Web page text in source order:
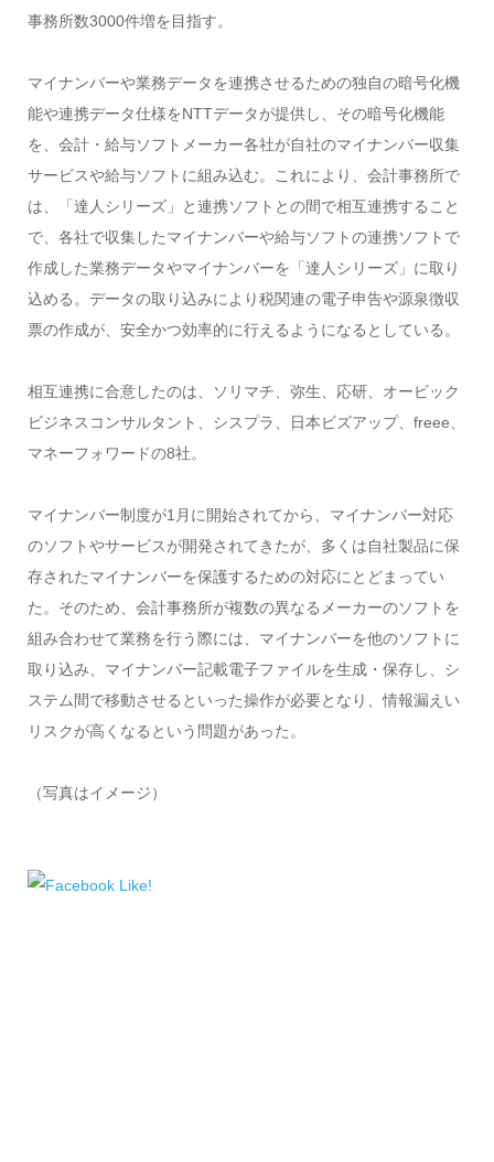
事務所数3000件増を目指す。
マイナンバーや業務データを連携させるための独自の暗号化機
能や連携データ仕様をNTTデータが提供し、その暗号化機能
を、会計・給与ソフトメーカー各社が自社のマイナンバー収集
サービスや給与ソフトに組み込む。これにより、会計事務所で
は、「達人シリーズ」と連携ソフトとの間で相互連携すること
で、各社で収集したマイナンバーや給与ソフトの連携ソフトで
作成した業務データやマイナンバーを「達人シリーズ」に取り
込める。データの取り込みにより税関連の電子申告や源泉徴収
票の作成が、安全かつ効率的に行えるようになるとしている。
相互連携に合意したのは、ソリマチ、弥生、応研、オービック
ビジネスコンサルタント、シスプラ、日本ビズアップ、freee、
マネーフォワードの8社。
マイナンバー制度が1月に開始されてから、マイナンバー対応
のソフトやサービスが開発されてきたが、多くは自社製品に保
存されたマイナンバーを保護するための対応にとどまってい
た。そのため、会計事務所が複数の異なるメーカーのソフトを
組み合わせて業務を行う際には、マイナンバーを他のソフトに
取り込み、マイナンバー記載電子ファイルを生成・保存し、シ
ステム間で移動させるといった操作が必要となり、情報漏えい
リスクが高くなるという問題があった。
（写真はイメージ）